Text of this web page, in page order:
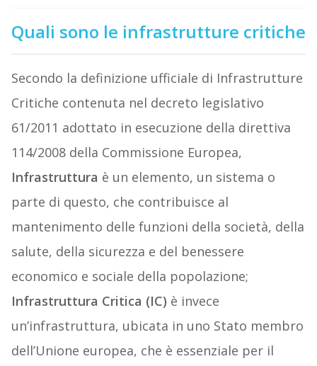
Quali sono le infrastrutture critiche
Secondo la definizione ufficiale di Infrastrutture
Critiche contenuta nel decreto legislativo
61/2011 adottato in esecuzione della direttiva
114/2008 della Commissione Europea,
Infrastruttura è un elemento, un sistema o
parte di questo, che contribuisce al
mantenimento delle funzioni della società, della
salute, della sicurezza e del benessere
economico e sociale della popolazione;
Infrastruttura Critica (IC) è invece
un’infrastruttura, ubicata in uno Stato membro
dell’Unione europea, che è essenziale per il